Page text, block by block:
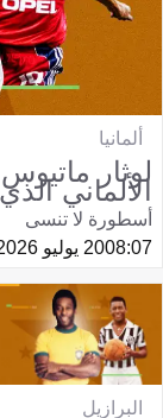
ألمانيا
لوثار
الألماني
أسطورة لا تنسى
08:0720 يوليو 2026
البرازيل